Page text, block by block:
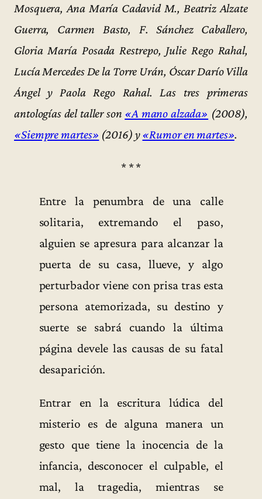
Mosquera, Ana María Cadavid M., Beatriz Alzate
Guerra, Carmen Basto, F. Sánchez Caballero,
Gloria María Posada Restrepo, Julie Rego Rahal,
Lucía Mercedes De la Torre Urán, Óscar Darío Villa
Ángel y Paola Rego Rahal. Las tres primeras
antologías del taller son «A mano alzada» (2008),
«Siempre martes» (2016) y«Rumor en martes».
* * *
Entre la penumbra de una calle
solitaria, extremando el paso,
alguien se apresura para alcanzar la
puerta de su casa, llueve, y algo
perturbador viene con prisa tras esta
persona atemorizada, su destino y
suerte se sabrá cuando la última
página devele las causas de su fatal
desaparición.
Entrar en la escritura lúdica del
misterio es de alguna manera un
gesto que tiene la inocencia de la
infancia, desconocer el culpable, el
mal, la tragedia, mientras se